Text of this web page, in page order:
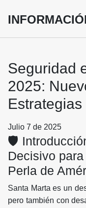
Seguridad
2025:
Estrategias
Julio 7 de 2025
🛡️
Decisivo
Perla de
Santa Marta es un
pero también con